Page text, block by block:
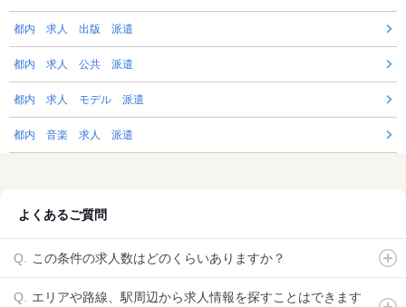
都内 求人 出版 派遣
都内 求人 公共 派遣
都内 求人 モデル 派遣
都内 音楽 求人 派遣
よくあるご質問
この条件の求人数はどのくらいありますか？
エリアや路線、駅周辺から求人情報を探すことはできます